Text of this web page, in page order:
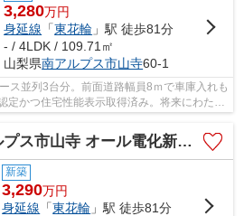
3,280万円
身延線 「東花輪 」駅 徒歩81分
- / 4LDK / 109.71㎡
山梨県南アルプス市山寺60-1
ス並列3台分。前面道路幅員8ｍで車庫入れも
定かつ住宅性能表示取得済み。将来にわたっ
山寺 オール電化新築全3棟 2号棟 車並列3台
新築
3,290万円
身延線 「東花輪 」駅 徒歩81分